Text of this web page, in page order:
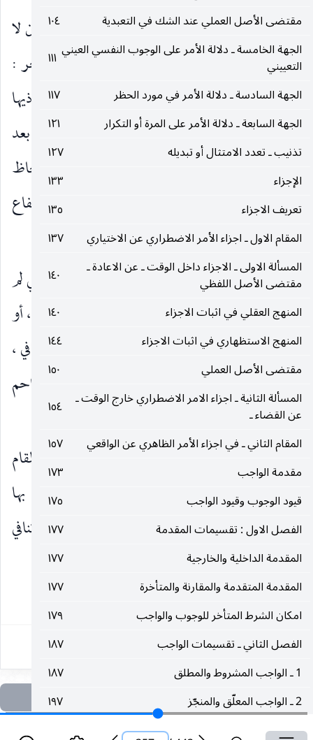
مقتضى الأصل العملي عند الشك في التعبدية
١٠٤
الجهة الخامسة ـ دلالة الأمر على الوجوب النفسي العيني
التعييني
١١١
الجهة السادسة ـ دلالة الأمر في مورد الحظر
١١٧
الجهة السابعة ـ دلالة الأمر على المرة أو التكرار
١٢١
تذنيب ـ تعدد الامتثال أو تبديله
١٢٧
الإجزاء
١٣٣
تعريف الاجزاء
١٣٥
المقام الاول ـ اجزاء الأمر الاضطراري عن الاختياري
١٣٧
المسألة الاولى ـ الاجزاء داخل الوقت ـ عن الاعادة ـ
مقتضى الأصل اللفظي
١٤٠
المنهج العقلي في اثبات الاجزاء
١٤٠
المنهج الاستظهاري في اثبات الاجزاء
١٤٤
مقتضى الأصل العملي
١٥٠
المسألة الثانية ـ اجزاء الامر الاضطراري خارج الوقت ـ
عن القضاء ـ
١٥٤
المقام الثاني ـ في اجزاء الأمر الظاهري عن الواقعي
١٥٧
مقدمة الواجب
١٧٣
قيود الوجوب وقيود الواجب
١٧٥
الفصل الاول : تقسيمات المقدمة
١٧٧
المقدمة الداخلية والخارجية
١٧٧
المقدمة المتقدمة والمقارنة والمتأخرة
١٧٧
امكان الشرط المتأخر للوجوب والواجب
١٧٩
الفصل الثاني ـ تقسيمات الواجب
١٨٧
1 ـ الواجب المشروط والمطلق
١٨٧
2 ـ الواجب المعلّق والمنجّز
١٩٧
تعريف الواجب المعلّق
لأن الترتب انما يعقل في موارد التزاحم بين الامتثالين لا
في موارد التنافي بين الجعلين كما في المقام. وبتعبير آخر :
المقدمة غير الموصلة يستحيل حرمتها المشروطة بترك ذيها
أيضا لأنها في هذا الفرض واجبة بالوجوب الغيري ـ بعد
استحالة التقييد بالموصلة ـ فيلزم اجتماع الضدين بلحاظ
حال ترك ذي المقدمة ، فلا محيص عن الالتزام بارتفاع
حرمتها مطلقا.
المقام الثاني : في ثبوت الحرمة للمقدمة الموصلة التي لم
يقصد بها التوصل إلى الواجب النفسيّ حين الإتيان بها ، أو
عدم ثبوتها ، وهنا تتصور كلتا الجهتين المتقدمتين للتنافي ،
أي التنافي بين الحرمة والوجوب النفسيّ بنحو التزاحم
والتنافي بينها وبين الوجوب الغيري بنحو التعارض.
اما التنافي الأول : فربما يقال فيه نظير ما قيل في المقام
السابق من ان حرمة المقدمة الموصلة التي قصد بها
التوصل لا بد من ارتفاعها على كل حال باعتبارها تنافي
وجوب
٢٥٧